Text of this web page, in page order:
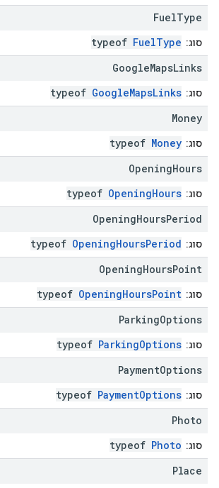
FuelType
סוג: typeof FuelType
GoogleMapsLinks
סוג: typeof GoogleMapsLinks
Money
סוג: typeof Money
OpeningHours
סוג: typeof OpeningHours
OpeningHoursPeriod
סוג: typeof OpeningHoursPeriod
OpeningHoursPoint
סוג: typeof OpeningHoursPoint
ParkingOptions
סוג: typeof ParkingOptions
PaymentOptions
סוג: typeof PaymentOptions
Photo
סוג: typeof Photo
Place